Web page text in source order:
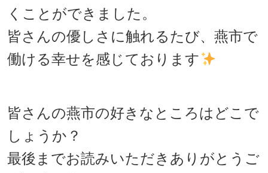
くことができました。
皆さんの優しさに触れるたび、燕市で
働ける幸せを感じております
皆さんの燕市の好きなところはどこで
しょうか？
最後までお読みいただきありがとうご